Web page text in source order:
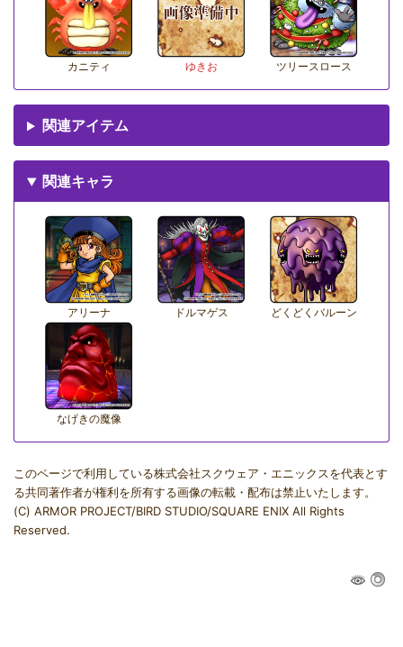
カニティ ゆきお ツリースロース
関連アイテム
関連キャラ
アリーナ ドルマゲス どくどくバルーン
なげきの魔像
このページで利用している株式会社スクウェア・エニックスを代表とす
る共同著作者が権利を所有する画像の転載・配布は禁止いたします。
(C) ARMOR PROJECT/BIRD STUDIO/SQUARE ENIX All Rights
Reserved.